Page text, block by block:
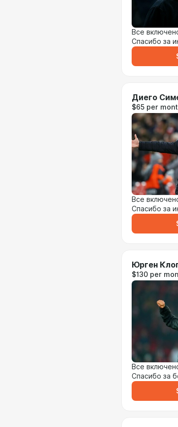
Все
Спасибо за
Диего
$65 per
Все
Спасибо за
Юрген
$130 per
Все
Спасибо за